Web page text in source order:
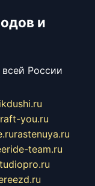
и
России
you.ru
rastenuya.ru
team.ru